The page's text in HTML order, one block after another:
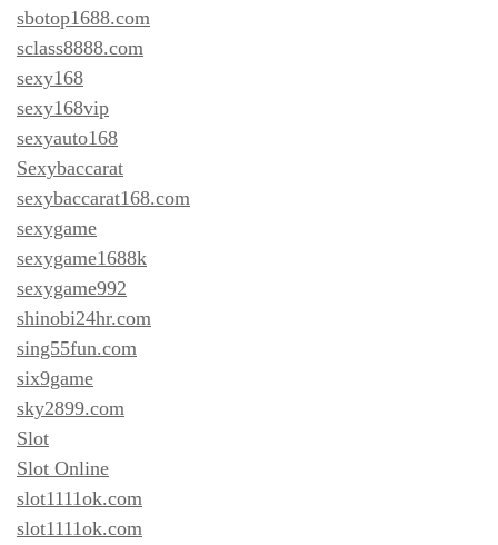
sbotop1688.com
sclass8888.com
sexy168
sexy168vip
sexyauto168
Sexybaccarat
sexybaccarat168.com
sexygame
sexygame1688k
sexygame992
shinobi24hr.com
sing55fun.com
six9game
sky2899.com
Slot
Slot Online
slot1111ok.com
slot1111ok.com